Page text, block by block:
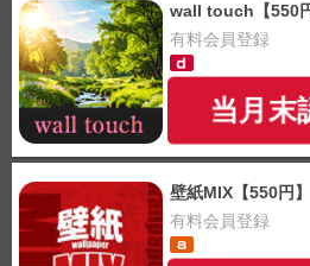
wall touch【550円
有料会員登録
当月末
壁紙MIX【550円】
有料会員登録